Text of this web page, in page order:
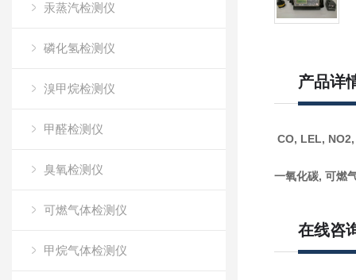
汞蒸汽检测仪
磷化氢检测仪
溴甲烷检测仪
甲醛检测仪
臭氧检测仪
可燃气体检测仪
甲烷气体检测仪
产品详
CO, LEL,
一氧化碳, 可燃
在线咨